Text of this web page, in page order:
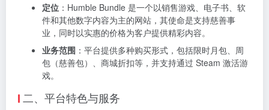
定位 ：Humble Bundle 是一个以销售游戏、电子书、软
件和其他数字内容为主的网站，其使命是支持慈善事
业，同时以实惠的价格为客户提供精彩内容。
业务范围 ：平台提供多种购买形式，包括限时月包、周
包（慈善包）、商城折扣等，并支持通过 Steam 激活游
戏。
二、平台特色与服务